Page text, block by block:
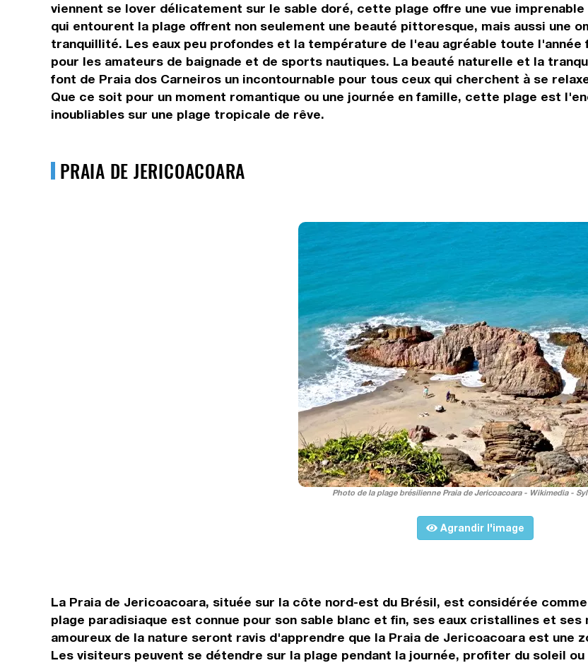
viennent se lover délicatement sur le sable doré, cette plage offre une vue
qui entourent la plage offrent non seulement une beauté pittoresque, mais aussi une
tranquillité. Les eaux peu profondes et la température de l'eau agréable toute
pour les amateurs de baignade et de sports nautiques. La beauté naturelle et la
font de Praia dos Carneiros un incontournable pour tous ceux qui cherchent à se
Que ce soit pour un moment romantique ou une journée en famille, cette plage est
inoubliables sur une plage tropicale de rêve.
PRAIA DE JERICOACOARA
Photo de la plage brésilienne Praia de Jericoacoara - Wikimedia -
Agrandir l'image
La Praia de Jericoacoara, située sur la côte nord-est du Brésil, est considérée
plage paradisiaque est connue pour son sable blanc et fin, ses eaux cristallines et
amoureux de la nature seront ravis d'apprendre que la Praia de Jericoacoara est une
Les visiteurs peuvent se détendre sur la plage pendant la journée, profiter du soleil